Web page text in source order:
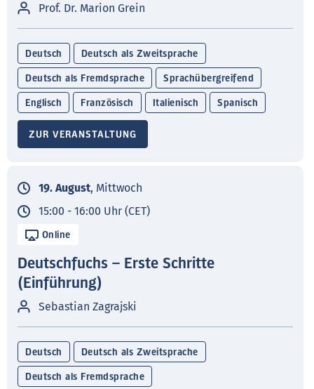
Prof. Dr. Marion Grein
Deutsch Deutsch als Zweitsprache
Deutsch als Fremdsprache Sprachübergreifend
Englisch Französisch Italienisch Spanisch
ZUR VERANSTALTUNG
19. August, Mittwoch
15:00 - 16:00 Uhr (CET)
Online
Deutschfuchs – Erste Schritte
(Einführung)
Sebastian Zagrajski
Deutsch Deutsch als Zweitsprache
Deutsch als Fremdsprache